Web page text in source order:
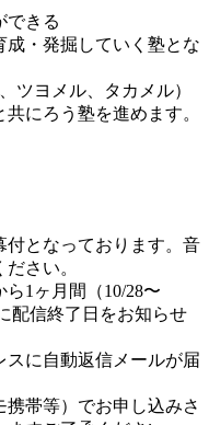
できる
成・発掘していく塾とな
ツヨメル、タカメル）
にろう塾を進めます。
付となっております。音
さい。
1ヶ月間（10/28〜
配信終了日をお知らせ
スに自動返信メールが届
携帯等）でお申し込みさ